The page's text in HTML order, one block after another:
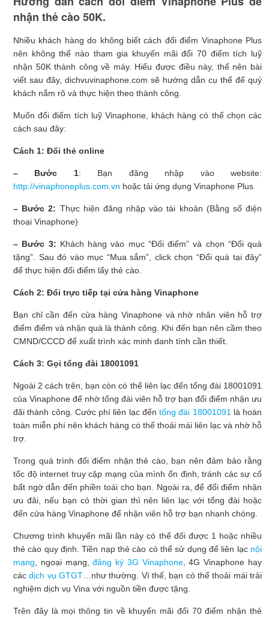
nhận thẻ cào 50K.
Nhiều khách hàng do không biết cách đổi điểm Vinaphone Plus
nên không thể nào tham gia khuyến mãi đổi 70 điểm tích luỹ
nhận 50K thành công về máy. Hiểu được điều này, thế nên bài
viết sau đây, dichvuvinaphone.com sẽ hướng dẫn cụ thể để quý
khách nắm rõ và thực hiện theo thành công.
Muốn đổi điểm tích luỹ Vinaphone, khách hàng có thể chọn các
cách sau đây:
Cách 1: Đổi thẻ online
– Bước 1: Bạn đăng nhập vào website:
http://vinaphoneplus.com.vn hoặc tải ứng dụng Vinaphone Plus
– Bước 2: Thực hiện đăng nhập vào tài khoản (Bằng số điện
thoại Vinaphone)
– Bước 3: Khách hàng vào mục “Đối điểm” và chọn “Đổi quà
tặng”. Sau đó vào mục “Mua sắm”, click chọn “Đổi quà tại đây”
để thực hiện đổi điểm lấy thẻ cào.
Cách 2: Đổi trực tiếp tại cửa hàng Vinaphone
Bạn chỉ cần đến cửa hàng Vinaphone và nhờ nhân viên hỗ trợ
điểm điểm và nhận quà là thành công. Khi đến bạn nên cầm theo
CMND/CCCD để xuất trình xác minh danh tính cần thiết.
Cách 3: Gọi tổng đài 18001091
Ngoài 2 cách trên, bạn còn có thể liên lạc đến tổng đài 18001091
của Vinaphone để nhờ tổng đài viên hỗ trợ bạn đổi điểm nhận ưu
đãi thành công. Cước phí liên lạc đến tổng đài 18001091 là hoàn
toàn miễn phí nên khách hàng có thể thoải mái liên lạc và nhờ hỗ
trợ.
Trong quá trình đổi điểm nhận thẻ cào, bạn nên đảm bảo rằng
tốc độ internet truy cập mạng của mình ổn định, tránh các sự cố
bất ngờ dẫn đến phiền toái cho bạn. Ngoài ra, để đổi điểm nhận
ưu đãi, nếu bạn có thời gian thì nên liên lạc với tổng đài hoặc
đến cửa hàng Vinaphone để nhận viên hỗ trợ bạn nhanh chóng.
Chương trình khuyến mãi lần này có thể đổi được 1 hoặc nhiều
thẻ cào quy định. Tiền nạp thẻ cào có thể sử dụng để liên lạc nội
mạng , ngoại mạng,đăng ký 3G Vinaphone, 4G Vinaphone hay
cácdịch vụ GTGT …như thường. Vì thế, bạn có thể thoải mái trải
nghiệm dịch vụ Vina với nguồn tiền được tặng.
Trên đây là mọi thông tin về khuyến mãi đổi 70 điểm nhận thẻ